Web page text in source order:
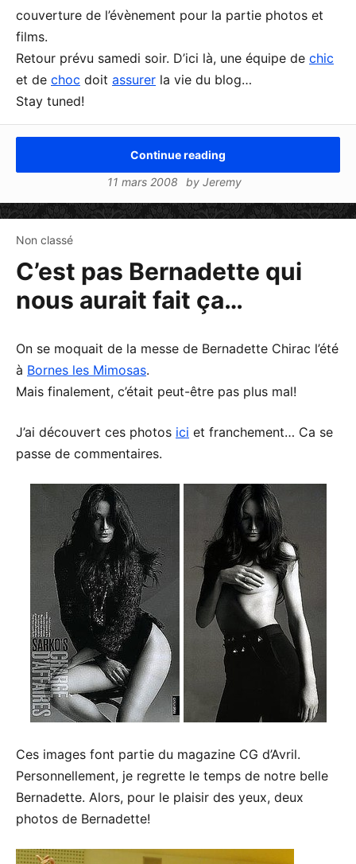
couverture de l’évènement pour la partie photos et
films.
Retour prévu samedi soir. D’ici là, une équipe de chic
et de choc doit assurer la vie du blog…
Stay tuned!
Continue reading
11 mars 2008
by Jeremy
Non classé
C’est pas Bernadette qui
nous aurait fait ça…
On se moquait de la messe de Bernadette Chirac l’été
à Bornes les Mimosas.
Mais finalement, c’était peut-être pas plus mal!
J’ai découvert ces photos ici et franchement… Ca se
passe de commentaires.
Ces images font partie du magazine CG d’Avril.
Personnellement, je regrette le temps de notre belle
Bernadette. Alors, pour le plaisir des yeux, deux
photos de Bernadette!